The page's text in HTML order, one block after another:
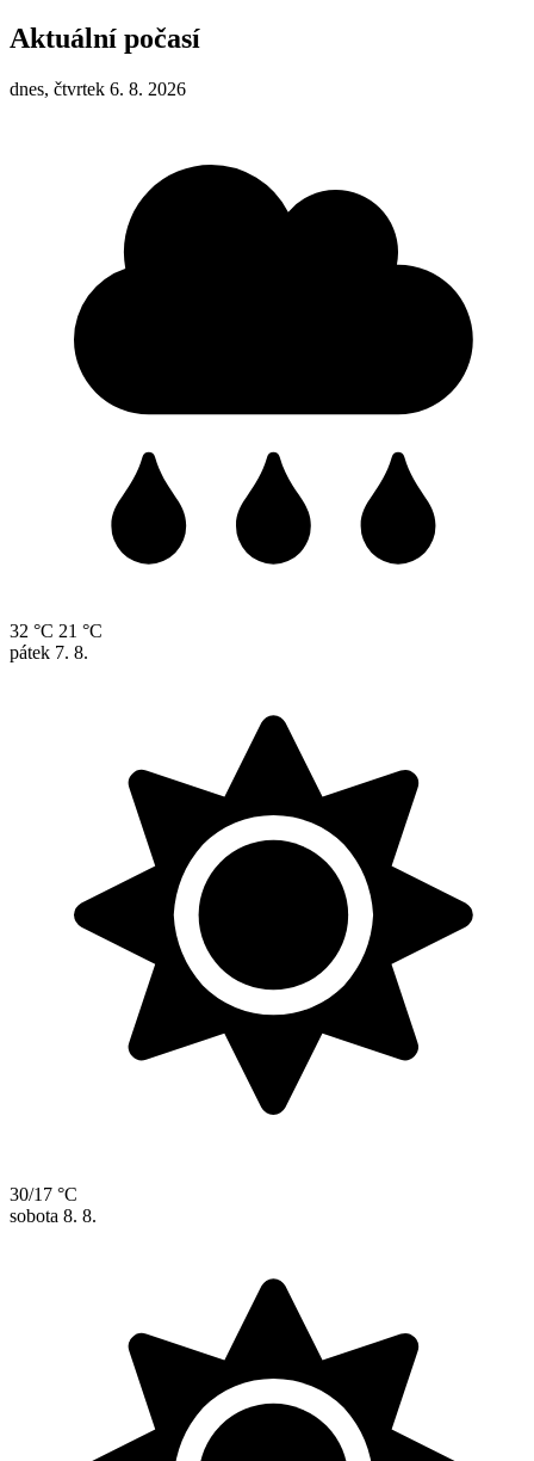
Aktuální počasí
dnes, čtvrtek 6. 8. 2026
32 °C 21 °C
pátek 7. 8.
30/17 °C
sobota 8. 8.